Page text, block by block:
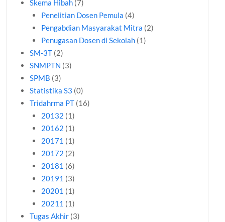
Skema Hibah (7)
Penelitian Dosen Pemula (4)
Pengabdian Masyarakat Mitra (2)
Penugasan Dosen di Sekolah(1)
SM-3T (2)
SNMPTN (3)
SPMB (3)
Statistika S3 (0)
Tridahrma PT (16)
20132 (1)
20162 (1)
20171 (1)
20172 (2)
20181 (6)
20191 (3)
20201 (1)
20211 (1)
Tugas Akhir (3)